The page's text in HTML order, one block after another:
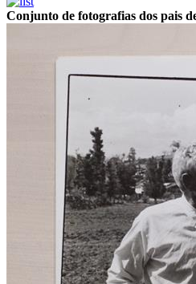
Conjunto de fotografias dos pais